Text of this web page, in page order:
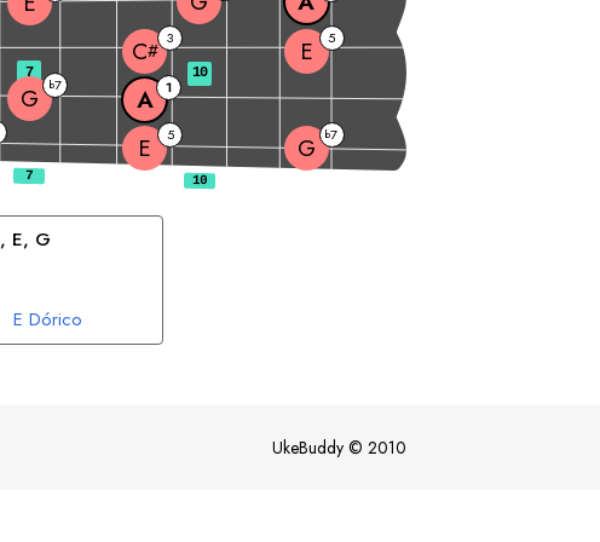
E 5 G b7
G b7 A 1
C# 3 E 5
7 10
, E, G
E Dórico
UkeBuddy © 2010